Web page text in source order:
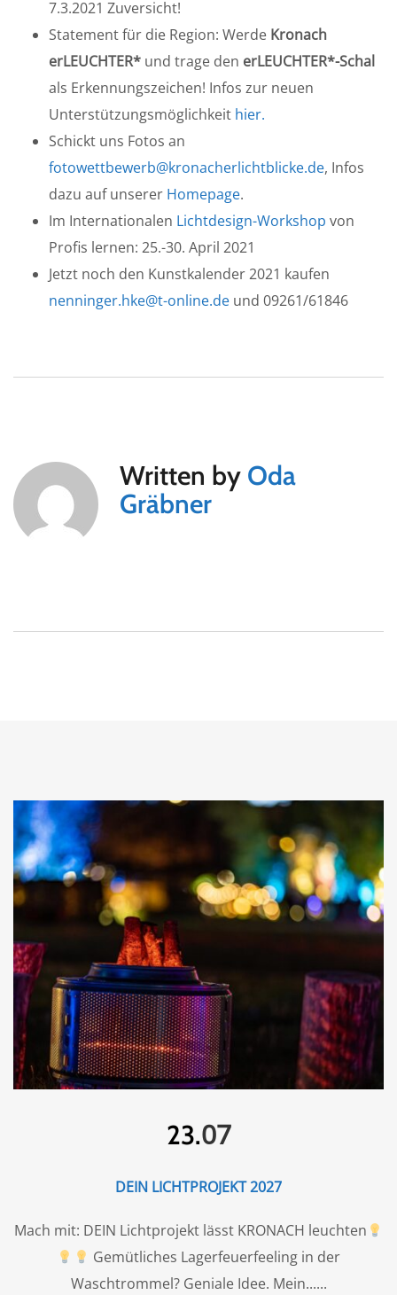
7.3.2021 Zuversicht!
Statement für die Region: Werde Kronach
erLEUCHTER* und trage den erLEUCHTER*-Schal
als Erkennungszeichen! Infos zur neuen
Unterstützungsmöglichkeit hier.
Schickt uns Fotos an
fotowettbewerb@kronacherlichtblicke.de, Infos
dazu auf unserer Homepage.
Im Internationalen Lichtdesign-Workshop von
Profis lernen: 25.-30. April 2021
Jetzt noch den Kunstkalender 2021 kaufen
nenninger.hke@t-online.de und 09261/61846
Written by Oda
Gräbner
23.07
DEIN LICHTPROJEKT 2027
Mach mit: DEIN Lichtprojekt lässt KRONACH leuchten
Gemütliches Lagerfeuerfeeling in der
Waschtrommel? Geniale Idee. Mein...